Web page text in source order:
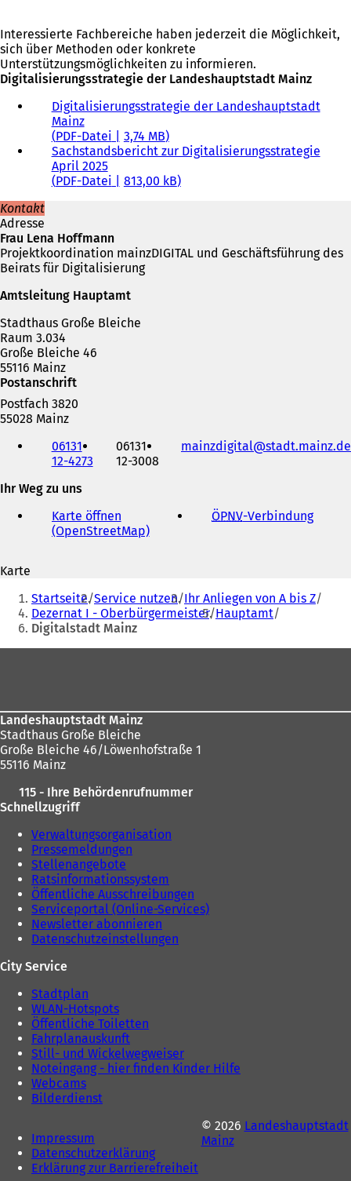
Interessierte Fachbereiche haben jederzeit die Möglichkeit,
sich über Methoden oder konkrete
Unterstützungsmöglichkeiten zu informieren.
Digitalisierungsstrategie der Landeshauptstadt Mainz
Digitalisierungsstrategie der Landeshauptstadt
Mainz
PDF-Datei
3,74 MB
Sachstandsbericht zur Digitalisierungsstrategie
April 2025
PDF-Datei
813,00 kB
Kontakt
Adresse
Frau Lena Hoffmann
Projektkoordination mainzDIGITAL und Geschäftsführung des
Beirats für Digitalisierung
Amtsleitung Hauptamt
Stadthaus Große Bleiche
Raum 3.034
Große Bleiche 46
55116 Mainz
Postanschrift
Postfach 3820
55028 Mainz
Fax
Mail-
06131
12-4273
06131
12-3008
mainzdigital stadt.mainz de
Ihr Weg zu uns
Karte öffnen
(OpenStreetMap)(
n
e
t
n
e
e
n
a
b
ÖPNV-Verbindung(
e
t
e
m
Karte
Sie
befinden
sich
hier:
Startseite Service nutzen Ihr Anliegen von A bis Z
Dezernat I - Oberbürgermeister Hauptamt
Digitalstadt Mainz
Landeshauptstadt Mainz
Stadthaus Große Bleiche
Große Bleiche 46/Löwenhofstraße 1
55116 Mainz
115 - Ihre Behördenrufnummer
Schnellzugriff
Verwaltungsorganisation
Pressemeldungen
Stellenangebote
Ratsinformationssystem
Öffentliche Ausschreibungen
Serviceportal (Online-Services)
Newsletter abonnieren
Datenschutzeinstellungen
City Service
Stadtplan
WLAN-Hotspots
Öffentliche Toiletten
Fahrplanauskunft
Still- und Wickelwegweiser
Noteingang - hier finden Kinder Hilfe
Webcams
Bilderdienst
Impressum
Datenschutzerklärung
Erklärung zur Barrierefreiheit
© 2026 Landeshauptstadt
Mainz